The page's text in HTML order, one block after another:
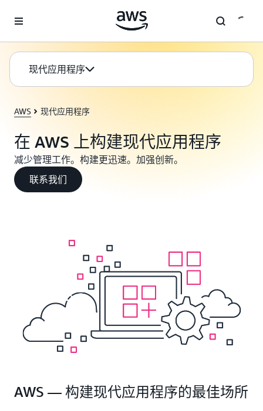
现代应用程序
AWS 现代应用程序
在 AWS 上构建现代应用程序
减少管理工作。构建更迅速。加强创新。
联系我们
AWS — 构建现代应用程序的最佳场所